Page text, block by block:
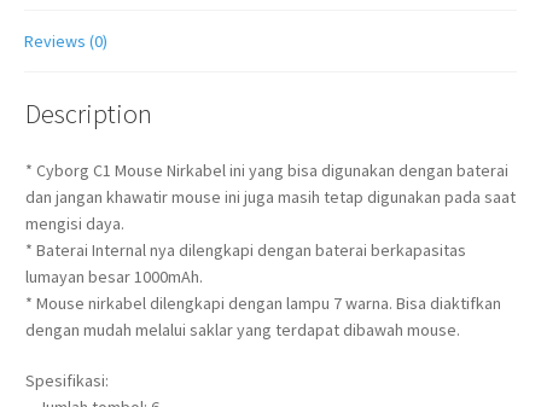
Reviews (0)
Description
* Cyborg C1 Mouse Nirkabel ini yang bisa digunakan dengan baterai
dan jangan khawatir mouse ini juga masih tetap digunakan pada saat
mengisi daya.
* Baterai Internal nya dilengkapi dengan baterai berkapasitas
lumayan besar 1000mAh.
* Mouse nirkabel dilengkapi dengan lampu 7 warna. Bisa diaktifkan
dengan mudah melalui saklar yang terdapat dibawah mouse.
Spesifikasi: